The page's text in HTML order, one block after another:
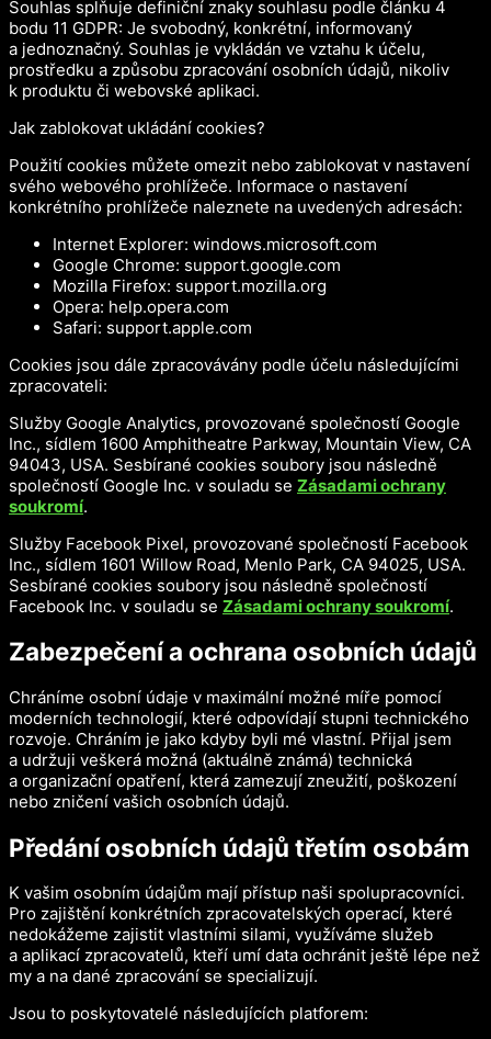
Souhlas splňuje definiční znaky souhlasu podle článku 4
bodu 11 GDPR: Je svobodný, konkrétní, informovaný
a jednoznačný. Souhlas je vykládán ve vztahu k účelu,
prostředku a způsobu zpracování osobních údajů, nikoliv
k produktu či webovské aplikaci.
Jak zablokovat ukládání cookies?
Použití cookies můžete omezit nebo zablokovat v nastavení
svého webového prohlížeče. Informace o nastavení
konkrétního prohlížeče naleznete na uvedených adresách:
Internet Explorer: windows.microsoft.com
Google Chrome: support.google.com
Mozilla Firefox: support.mozilla.org
Opera: help.opera.com
Safari: support.apple.com
Cookies jsou dále zpracovávány podle účelu následujícími
zpracovateli:
Služby Google Analytics, provozované společností Google
Inc., sídlem 1600 Amphitheatre Parkway, Mountain View, CA
94043, USA. Sesbírané cookies soubory jsou následně
společností Google Inc. v souladu se Zásadami ochrany
soukromí.
Služby Facebook Pixel, provozované společností Facebook
Inc., sídlem 1601 Willow Road, Menlo Park, CA 94025, USA.
Sesbírané cookies soubory jsou následně společností
Facebook Inc. v souladu se Zásadami ochrany soukromí.
Zabezpečení a ochrana osobních údajů
Chráníme osobní údaje v maximální možné míře pomocí
moderních technologií, které odpovídají stupni technického
rozvoje. Chráním je jako kdyby byli mé vlastní. Přijal jsem
a udržuji veškerá možná (aktuálně známá) technická
a organizační opatření, která zamezují zneužití, poškození
nebo zničení vašich osobních údajů.
Předání osobních údajů třetím osobám
K vašim osobním údajům mají přístup naši spolupracovníci.
Pro zajištění konkrétních zpracovatelských operací, které
nedokážeme zajistit vlastními silami, využíváme služeb
a aplikací zpracovatelů, kteří umí data ochránit ještě lépe než
my a na dané zpracování se specializují.
Jsou to poskytovatelé následujících platforem: